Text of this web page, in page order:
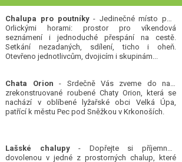
Chalupa pro poutníky- Jedinečné místo pod
Orlickými horami: prostor pro víkendová
seznámení i jednoduché přespání na cestě.
Setkání nezadaných, sdílení, ticho i oheň.
Otevřeno jednotlivcům, dvojicím i skupinám...
Chata Orion - Srdečně Vás zveme do naší
zrekonstruované roubené Chaty Orion, která se
nachází v oblíbené lyžařské obci Velká Úpa,
patřící k městu Pec pod Sněžkou v Krkonoších.
Lašské chalupy- Dopřejte si příjemnou
dovolenou v jedné z prostorných chalup, které